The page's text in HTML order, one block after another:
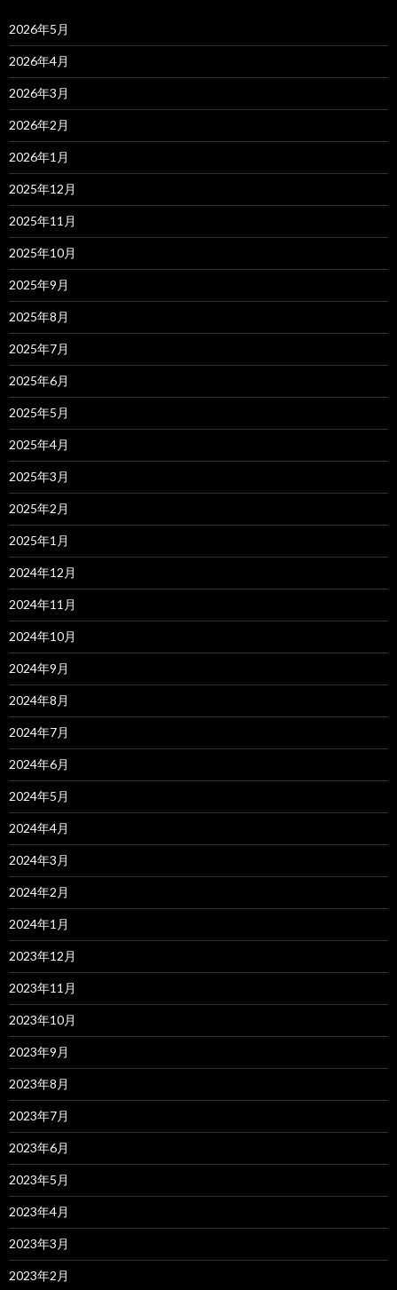
2026年5月
2026年4月
2026年3月
2026年2月
2026年1月
2025年12月
2025年11月
2025年10月
2025年9月
2025年8月
2025年7月
2025年6月
2025年5月
2025年4月
2025年3月
2025年2月
2025年1月
2024年12月
2024年11月
2024年10月
2024年9月
2024年8月
2024年7月
2024年6月
2024年5月
2024年4月
2024年3月
2024年2月
2024年1月
2023年12月
2023年11月
2023年10月
2023年9月
2023年8月
2023年7月
2023年6月
2023年5月
2023年4月
2023年3月
2023年2月